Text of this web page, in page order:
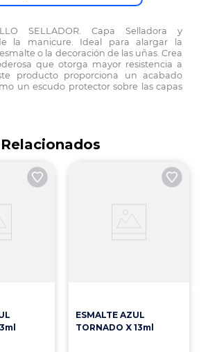
SELLADOR. Capa Selladora y
la manicure. Ideal para alargar la
o la decoración de las uñas. Crea
que otorga mayor resistencia a
producto proporciona un acabado
un escudo protector sobre las capas
ESMALTE AZUL
TORNADO X 13ml